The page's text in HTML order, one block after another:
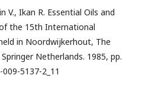
V., Ikan R. Essential Oils and
the 15th International
in Noordwijkerhout, The
Netherlands. 1985, pp.
5137-2_11